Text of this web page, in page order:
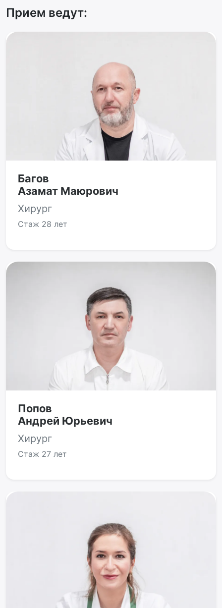
Прием ведут:
Багов
Азамат Маюрович
Хирург
Стаж 28 лет
Попов
Андрей Юрьевич
Хирург
Стаж 27 лет